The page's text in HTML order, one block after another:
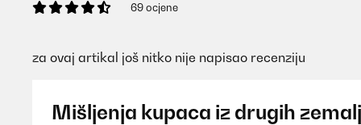
69 ocjene
za ovaj artikal još nitko nije napisao recenziju
Mišljenja kupaca iz drugih